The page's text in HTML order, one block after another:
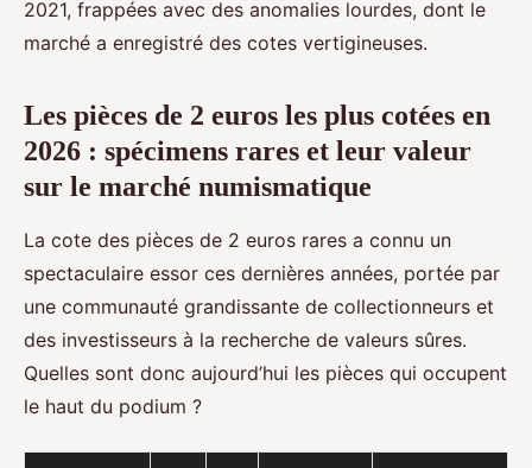
2021, frappées avec des anomalies lourdes, dont le
marché a enregistré des cotes vertigineuses.
Les pièces de 2 euros les plus cotées en
2026 : spécimens rares et leur valeur
sur le marché numismatique
La cote des pièces de 2 euros rares a connu un
spectaculaire essor ces dernières années, portée par
une communauté grandissante de collectionneurs et
des investisseurs à la recherche de valeurs sûres.
Quelles sont donc aujourd’hui les pièces qui occupent
le haut du podium ?